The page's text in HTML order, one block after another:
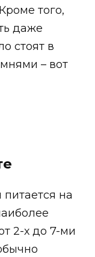
того,
даже
стоят в
– вот
питается на
2-х до 7-ми